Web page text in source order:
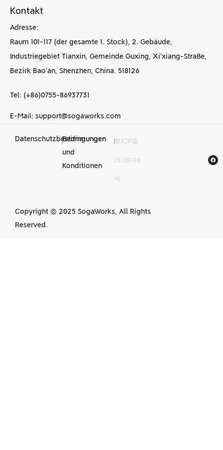
Kontakt
Adresse:
Raum 101-117 (der gesamte 1. Stock), 2. Gebäude,
Industriegebiet Tianxin, Gemeinde Guxing, Xi'xiang-Straße,
Bezirk Bao'an, Shenzhen, China. 518126
Tel: (+86)0755-86937731
E-Mail: support@sogaworks.com
Datenschutzbestimmungen
|Bedingungen
und
Konditionen
粤ICP备
15118146
号
Copyright © 2025 SogaWorks, All Rights
Reserved.